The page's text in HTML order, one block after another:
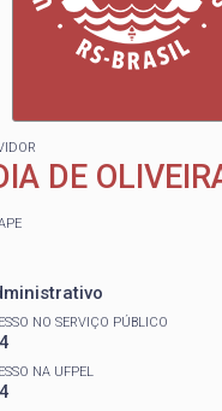
DE
NO SERVIÇO PÚBLICO
NA UFPEL